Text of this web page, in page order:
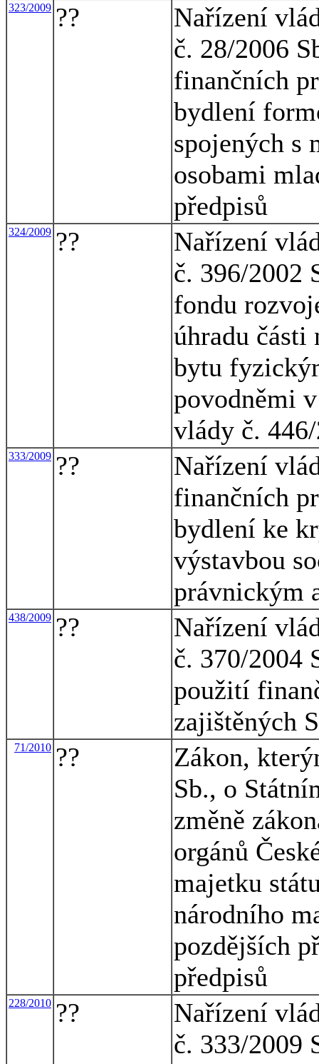
323/2009 ??
Nařízení
č. 28/2006
finančních
bydlení
spojených s
osobami
předpisů
324/2009 ??
Nařízení
č. 396/2002
fondu
úhradu části
bytu
povodněmi
vlády č.
333/2009 ??
Nařízení
finančních
bydlení ke
výstavbou
právnickým
438/2009 ??
Nařízení
č. 370/2004
použití
zajištěných
71/2010 ??
Zákon,
Sb., o
změně
orgánů
majetku
národního
pozdějších
předpisů
228/2010 ??
Nařízení
č. 333/2009